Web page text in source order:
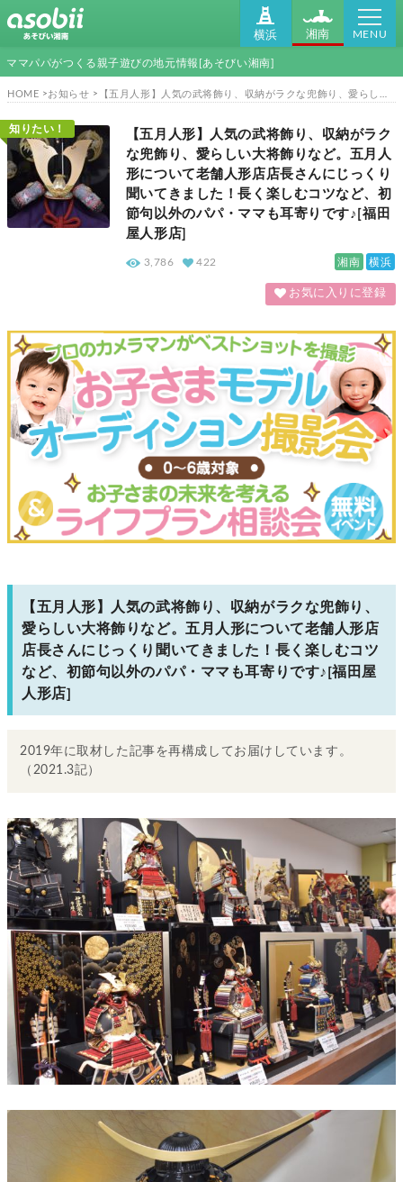
横浜 湘南 MENU
ママパパがつくる親子遊びの地元情報[あそびい湘南]
HOME お知らせ 【五月人形】人気の武将飾り、収納がラクな兜飾り、愛らしい大将飾りなど。五月人形について老舗人形店店長さんにじっくり聞いてきました！長く楽しむコツなど、初節句以外のパパ・ママも耳寄りです♪[福田屋人形店]
知りたい！
【五月人形】人気の武将飾り、収納がラク
な兜飾り、愛らしい大将飾りなど。五月人
形について老舗人形店店長さんにじっくり
聞いてきました！長く楽しむコツなど、初
節句以外のパパ・ママも耳寄りです♪[福田
屋人形店]
湘南 横浜
3,786 422
お気に入りに登録
【五月人形】人気の武将飾り、収納がラクな兜飾り、
愛らしい大将飾りなど。五月人形について老舗人形店
店長さんにじっくり聞いてきました！長く楽しむコツ
など、初節句以外のパパ・ママも耳寄りです♪[福田屋
人形店]
2019年に取材した記事を再構成してお届けしています。
（2021.3記）